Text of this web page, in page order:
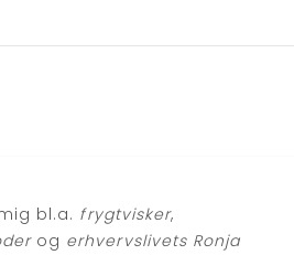
bl.a. frygtvisker,
og erhvervslivets Ronja